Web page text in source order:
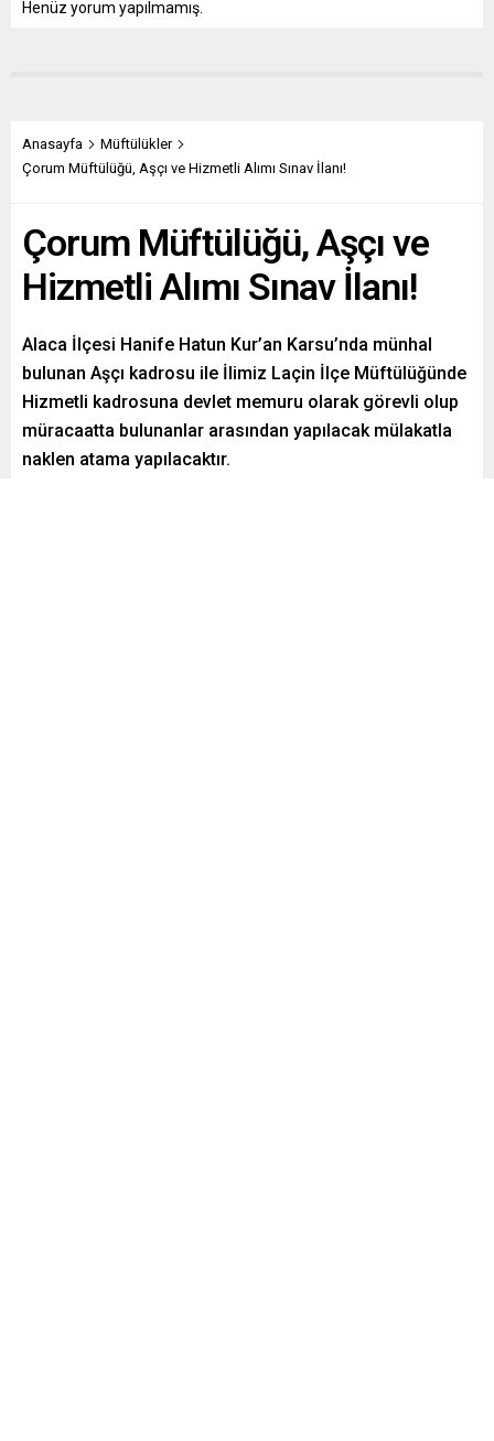
Henüz yorum yapılmamış.
Anasayfa
Müftülükler
Çorum Müftülüğü, Aşçı ve Hizmetli Alımı Sınav İlanı!
Çorum Müftülüğü, Aşçı ve
Hizmetli Alımı Sınav İlanı!
Alaca İlçesi Hanife Hatun Kur’an Karsu’nda münhal
bulunan Aşçı kadrosu ile İlimiz Laçin İlçe Müftülüğünde
Hizmetli kadrosuna devlet memuru olarak görevli olup
müracaatta bulunanlar arasından yapılacak mülakatla
naklen atama yapılacaktır.